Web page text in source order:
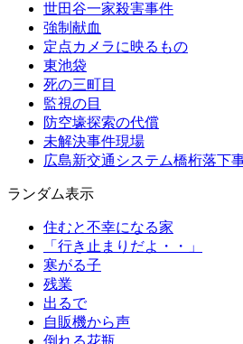
世田谷一家殺害事件
強制献血
定点カメラに映るもの
東池袋
死の三町目
監視の目
防空壕探索の代償
未解決事件現場
広島新交通システム橋桁落下
ランダム表示
住むと不幸になる家
「行き止まりだよ・・」
寒がる子
残業
出るで
自販機から声